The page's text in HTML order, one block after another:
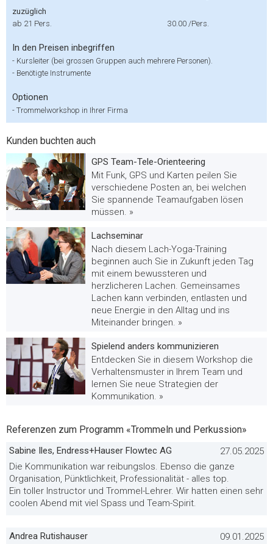
zuzüglich
ab 21 Pers.
30.00 /Pers.
In den Preisen inbegriffen
- Kursleiter (bei grossen Gruppen auch mehrere Personen).
- Benötigte Instrumente
Optionen
- Trommelworkshop in Ihrer Firma
Kunden buchten auch
GPS Team-Tele-Orienteering
Mit Funk, GPS und Karten peilen Sie
verschiedene Posten an, bei welchen
Sie spannende Teamaufgaben lösen
müssen. »
Lachseminar
Nach diesem Lach-Yoga-Training
beginnen auch Sie in Zukunft jeden Tag
mit einem bewussteren und
herzlicheren Lachen. Gemeinsames
Lachen kann verbinden, entlasten und
neue Energie in den Alltag und ins
Miteinander bringen. »
Spielend anders kommunizieren
Entdecken Sie in diesem Workshop die
Verhaltensmuster in Ihrem Team und
lernen Sie neue Strategien der
Kommunikation. »
Referenzen zum Programm «Trommeln und Perkussion»
Sabine Iles, Endress+Hauser Flowtec AG
27.05.2025
Die Kommunikation war reibungslos. Ebenso die ganze
Organisation, Pünktlichkeit, Professionalität - alles top.
Ein toller Instructor und Trommel-Lehrer. Wir hatten einen sehr
coolen Abend mit viel Spass und Team-Spirit.
Andrea Rutishauser
09.01.2025